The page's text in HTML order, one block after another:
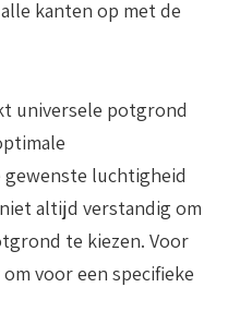
kanten op met de
universele potgrond
luchtigheid
altijd verstandig om
te kiezen. Voor
voor een specifieke